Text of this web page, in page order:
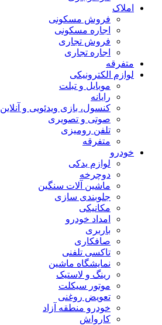
املاک
فروش مسکونی
اجاره مسکونی
فروش تجاری
اجاره تجاری
متفرقه
لوازم الکترونیکی
موبایل و تبلت
رایانه
کنسول، بازی‌ ویدئویی و آنلاین
صوتی و تصویری
تلفن رومیزی
متفرقه
خودرو
لوازم یدکی
دوچرخه
ماشین آلات سنگین
جلوبندی سازی
مکانیکی
امداد خودرو
باربری
صافکاری
تاکسی تلفنی
نمایشگاه ماشین
رینگ و لاستیک
موتور سیکلت
تعویض روغنی
خودرو منطقه آزاد
کارواش